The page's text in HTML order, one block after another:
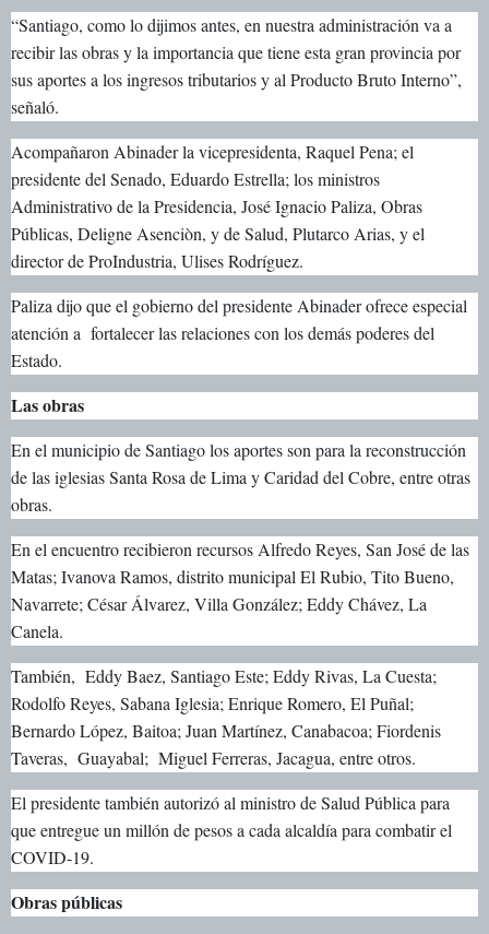
“Santiago, como lo dijimos antes, en nuestra administración va a
recibir las obras y la importancia que tiene esta gran provincia por
sus aportes a los ingresos tributarios y al Producto Bruto Interno”,
señaló.
Acompañaron Abinader la vicepresidenta, Raquel Pena; el
presidente del Senado, Eduardo Estrella; los ministros
Administrativo de la Presidencia, José Ignacio Paliza, Obras
Públicas, Deligne Asenciòn, y de Salud, Plutarco Arias, y el
director de ProIndustria, Ulises Rodríguez.
Paliza dijo que el gobierno del presidente Abinader ofrece especial
atención a fortalecer las relaciones con los demás poderes del
Estado.
Las obras
En el municipio de Santiago los aportes son para la reconstrucción
de las iglesias Santa Rosa de Lima y Caridad del Cobre, entre otras
obras.
En el encuentro recibieron recursos Alfredo Reyes, San José de las
Matas; Ivanova Ramos, distrito municipal El Rubio, Tito Bueno,
Navarrete; César Álvarez, Villa González; Eddy Chávez, La
Canela.
También, Eddy Baez, Santiago Este; Eddy Rivas, La Cuesta;
Rodolfo Reyes, Sabana Iglesia; Enrique Romero, El Puñal;
Bernardo López, Baitoa; Juan Martínez, Canabacoa; Fiordenis
Taveras, Guayabal; Miguel Ferreras, Jacagua, entre otros.
El presidente también autorizó al ministro de Salud Pública para
que entregue un millón de pesos a cada alcaldía para combatir el
COVID-19.
Obras públicas